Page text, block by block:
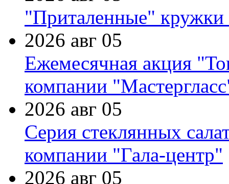
"Приталенные" кружки
2026 авг 05
Ежемесячная акция
компании
2026 авг 05
Серия стеклянных
компании "Гала-центр"
2026 авг 05